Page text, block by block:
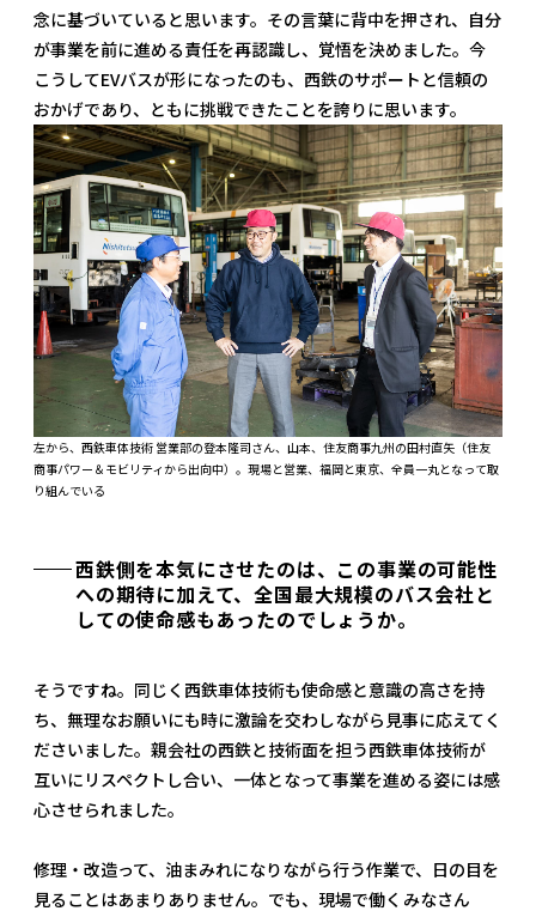
念に基づいていると思います。その言葉に背中を押され、自分
が事業を前に進める責任を再認識し、覚悟を決めました。今
こうしてEVバスが形になったのも、西鉄のサポートと信頼の
おかげであり、ともに挑戦できたことを誇りに思います。
左から、西鉄車体技術 営業部の登本隆司さん、山本、住友商事九州の田村直矢（住友
商事パワー＆モビリティから出向中）。現場と営業、福岡と東京、全員一丸となって取
り組んでいる
西鉄側を本気にさせたのは、この事業の可能性
への期待に加えて、全国最大規模のバス会社と
しての使命感もあったのでしょうか。
そうですね。同じく西鉄車体技術も使命感と意識の高さを持
ち、無理なお願いにも時に激論を交わしながら見事に応えてく
ださいました。親会社の西鉄と技術面を担う西鉄車体技術が
互いにリスペクトし合い、一体となって事業を進める姿には感
心させられました。
修理・改造って、油まみれになりながら行う作業で、日の目を
見ることはあまりありません。でも、現場で働くみなさん